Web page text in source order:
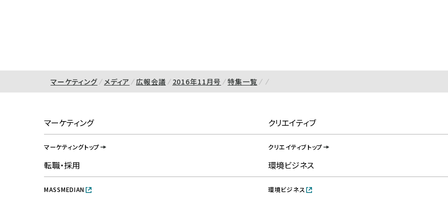
マーケティング メディア 広報会議 2016年11月号 特集一覧
マーケティング
マーケティングトップ
クリエイティブ
クリエイティブトップ
転職・採用
MASSMEDIAN
環境ビジネス
環境ビジネス